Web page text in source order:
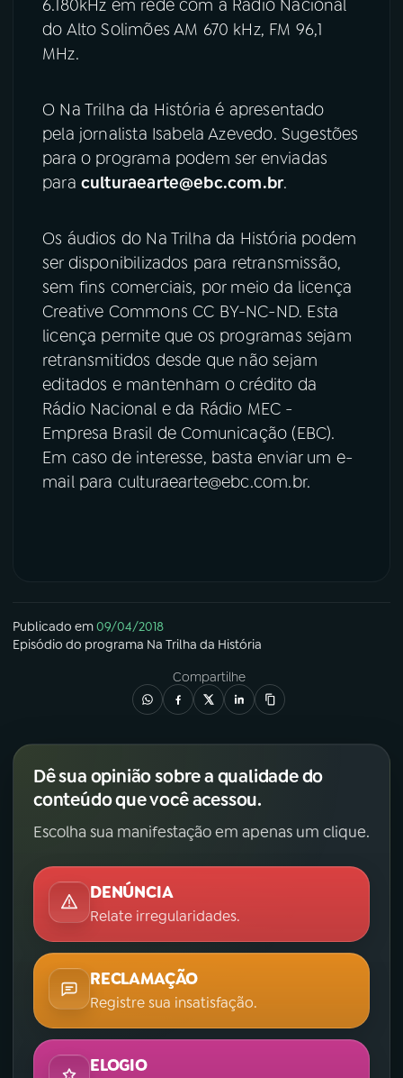
6.180kHz em rede com a Rádio Nacional
do Alto Solimões AM 670 kHz, FM 96,1
MHz.
O Na Trilha da História é apresentado
pela jornalista Isabela Azevedo. Sugestões
para o programa podem ser enviadas
para culturaearte@ebc.com.br.
Os áudios do Na Trilha da História podem
ser disponibilizados para retransmissão,
sem fins comerciais, por meio da licença
Creative Commons CC BY-NC-ND. Esta
licença permite que os programas sejam
retransmitidos desde que não sejam
editados e mantenham o crédito da
Rádio Nacional e da Rádio MEC -
Empresa Brasil de Comunicação (EBC).
Em caso de interesse, basta enviar um e-
mail para culturaearte@ebc.com.br.
Publicado em09/04/2018
Episódio do programa Na Trilha da História
Compartilhe
Dê sua opinião sobre a qualidade do
conteúdo que você acessou.
Escolha sua manifestação em apenas um clique.
DENÚNCIA
Relate irregularidades.
RECLAMAÇÃO
Registre sua insatisfação.
ELOGIO